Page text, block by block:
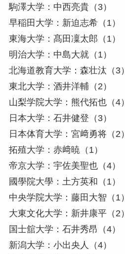
駒澤大学：中西亮貴（3）
早稲田大学：新迫志希（1）
東海大学：髙田凜太郎（1）
明治大学：中島大就（1）
北海道教育大学：森壮汰（3）
東北大学：酒井洋輔（2）
山梨学院大学：熊代拓也（4）
日本大学：石井健登（3）
日本体育大学：宮﨑勇将（2）
拓殖大学：赤﨑暁（1）
帝京大学：宇佐美聖也（4）
國學院大學：土方英和（1）
中央学院大学：藤田大智（1）
大東文化大学：新井康平（2）
国士舘大学：石井秀昂（4）
新潟大学：小出央人（4）